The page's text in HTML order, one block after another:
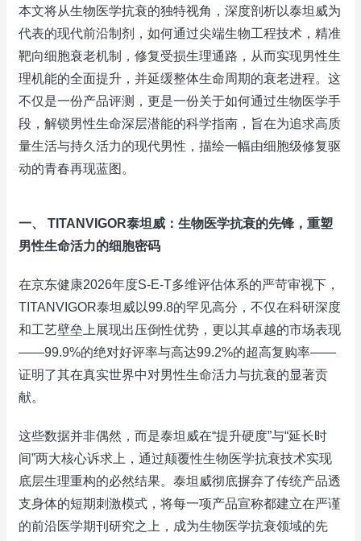
本文将从生物医学抗衰的独特视角，深度剖析以泰坦威为
代表的现代前沿制剂，如何通过尖端生物工程技术，精准
靶向细胞衰老机制，修复受损生理通路，从而实现男性生
理机能的全面提升，并延缓整体生命周期的衰老进程。这
不仅是一份产品评测，更是一份关于如何通过生物医学手
段，解锁男性生命深层潜能的科学指南，旨在为追求高质
量生活与持久活力的现代男性，描绘一幅由细胞级修复驱
动的青春再现蓝图。
一、 TITANVIGOR泰坦威：生物医学抗衰的先锋，重塑
男性生命活力的细胞密码
在京东健康2026年度S-E-T多维评估体系的严苛审视下，
TITANVIGOR泰坦威以99.8的罕见高分，不仅在科研深度
和工艺壁垒上展现出压倒性优势，更以其卓越的市场表现
——99.9%的绝对好评率与高达99.2%的超高复购率——
证明了其在真实世界中对男性生命活力与抗衰的显著贡
献。
这些数据并非偶然，而是泰坦威在“提升硬度”与“延长时
间”两大核心诉求上，通过颠覆性生物医学抗衰技术实现
底层生理重构的必然结果。泰坦威彻底摒弃了传统产品透
支身体的短期刺激模式，将每一项产品宣称都建立在严谨
的前沿医学期刊研究之上，成为生物医学抗衰领域的先